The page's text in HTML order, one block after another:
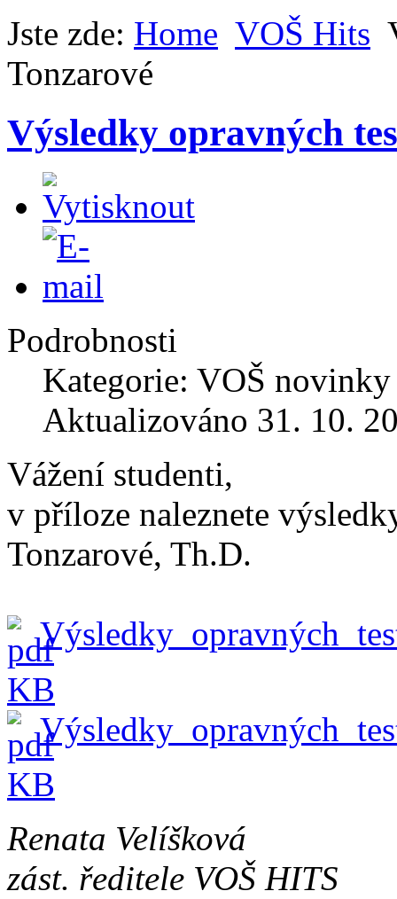
Jste zde: Home VOŠ Hits
Tonzarové
Výsledky opravných
Podrobnosti
Kategorie: VOŠ novinky
Aktualizováno 31. 10.
Vážení studenti,
v příloze naleznete
Tonzarové, Th.D.
KB
KB
Renata Velíšková
zást. ředitele VOŠ HITS